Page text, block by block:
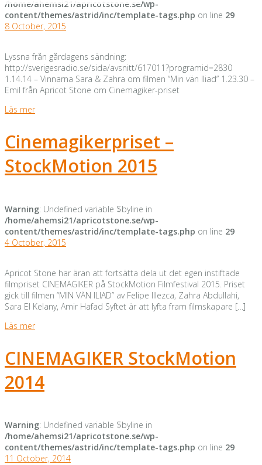
/home/ahemsi21/apricotstone.se/wp-
content/themes/astrid/inc/template-tags.php on line 29
8 October, 2015
Lyssna från gårdagens sändning:
http://sverigesradio.se/sida/avsnitt/617011?programid=2830
1.14.14 – Vinnarna Sara & Zahra om filmen “Min vän Iliad” 1.23.30 –
Emil från Apricot Stone om Cinemagiker-priset
Läs mer
Cinemagikerpriset –
StockMotion 2015
Warning: Undefined variable $byline in
/home/ahemsi21/apricotstone.se/wp-
content/themes/astrid/inc/template-tags.php on line 29
4 October, 2015
Apricot Stone har äran att fortsätta dela ut det egen instiftade
filmpriset CINEMAGIKER på StockMotion Filmfestival 2015. Priset
gick till filmen “MIN VÄN ILIAD” av Felipe Illezca, Zahra Abdullahi,
Sara El Kelany, Amir Hafad Syftet är att lyfta fram filmskapare […]
Läs mer
CINEMAGIKER StockMotion
2014
Warning: Undefined variable $byline in
/home/ahemsi21/apricotstone.se/wp-
content/themes/astrid/inc/template-tags.php on line 29
11 October, 2014